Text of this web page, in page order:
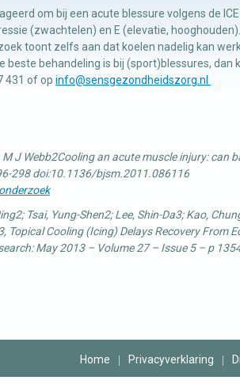
om bij een acute blessure volgens de
(zwachtelen) en E (elevatie,
toont zelfs aan dat koelen nadelig kan
beste behandeling is bij (sport)blessures,
431 of op info@sensgezondheidszorg.nl
M J Webb2Cooling an acute muscle injury:
298 doi:10.1136/bjsm.2011.086116
Tsai, Yung-Shen2; Lee, Shin-Da3; Kao,
Topical Cooling (Icing) Delays Recovery From
May 2013 – Volume 27 – Issue 5 – p
Home Privacyverklaring